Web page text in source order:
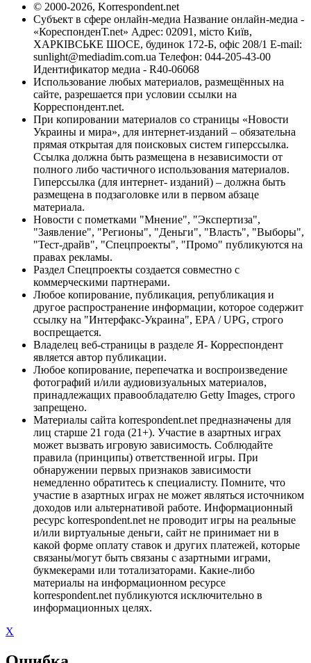
© 2000-2026, Korrespondent.net
Субъект в сфере онлайн-медиа Название онлайн-медиа -
«КореспонденТ.net» Адрес: 02091, місто Київ,
ХАРКІВСЬКЕ ШОСЕ, будинок 172-Б, офіс 208/1 E-mail:
sunlight@mediadim.com.ua Телефон: 044-205-43-00
Идентификатор медиа - R40-06068
Использование любых материалов, размещённых на
сайте, разрешается при условии ссылки на
Корреспондент.net.
При копировании материалов со страницы «Новости
Украины и мира», для интернет-изданий – обязательна
прямая открытая для поисковых систем гиперссылка.
Ссылка должна быть размещена в независимости от
полного либо частичного использования материалов.
Гиперссылка (для интернет- изданий) – должна быть
размещена в подзаголовке или в первом абзаце
материала.
Новости с пометками "Мнение", "Экспертиза",
"Заявление", "Регионы", "Деньги", "Власть", "Выборы",
"Тест-драйв", "Спецпроекты", "Промо" публикуются на
правах рекламы.
Раздел Спецпроекты создается совместно с
коммерческими партнерами.
Любое копирование, публикация, републикация и
другое распространение информации, которое содержит
ссылку на "Интерфакс-Украина", EPA / UPG, строго
воспрещается.
Владелец веб-страницы в разделе Я- Корреспондент
является автор публикации.
Любое копирование, перепечатка и воспроизведение
фотографий и/или аудиовизуальных материалов,
принадлежащих правообладателю Getty Images, строго
запрещено.
Материалы сайта korrespondent.net предназначены для
лиц старше 21 года (21+). Участие в азартных играх
может вызвать игровую зависимость. Соблюдайте
правила (принципы) ответственной игры. При
обнаружении первых признаков зависимости
немедленно обратитесь к специалисту. Помните, что
участие в азартных играх не может являться источником
доходов или альтернативой работе. Информационный
ресурс korrespondent.net не проводит игры на реальные
и/или виртуальные деньги, сайт не принимает ни в
какой форме оплату ставок и других платежей, которые
связаны/могут быть связаны с азартными играми,
букмекерами или тотализаторами. Какие-либо
материалы на информационном ресурсе
korrespondent.net публикуются исключительно в
информационных целях.
X